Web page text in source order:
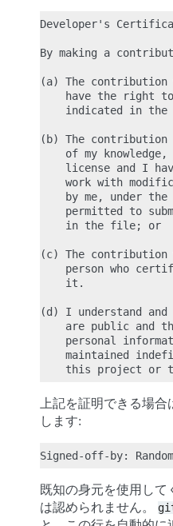
Developer's
By making a
(a) The contribution
have the right
indicated in the
(b) The
of my knowledge,
license and I
work with
by me, under the
permitted to
    in the file; or
(c) The contribution
person who
    it.
(d) I understand
are public and
personal
maintained
上記を証明できる場
します:
既知の身元を使用し
は認められません。